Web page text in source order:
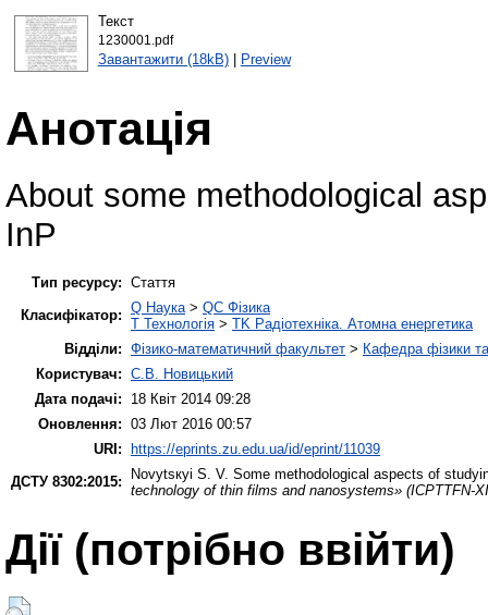
Текст
1230001.pdf
Завантажити (18kB)| Preview
Анотація
About some methodological
InP
Тип ресурсу: Стаття
Класифікатор: Q Наука > QC Фізика
T Технологія > TK Радіотехніка. Атомна енергетика
Відділи: Фізико-математичний факультет > Кафедра фізики
Користувач: С.В. Новицький
Дата подачі:
18 Квіт 2014 09:28
Оновлення: 03 Лют 2016 00:57
URI: https://eprints.zu.edu.ua/id/eprint/11039
ДСТУ 8302:2015:
Novytsкyі S. V. Some methodological aspects of
technology of thin films and nanosystems»
Дії ​​(потрібно ввійти)